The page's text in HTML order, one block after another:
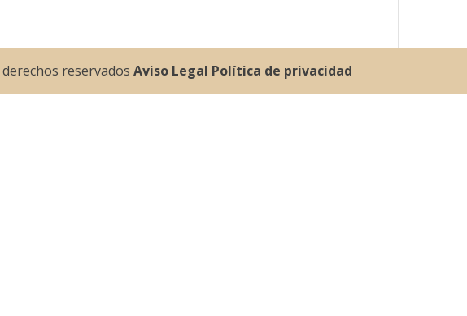
reservadosAviso Legal Política de privacidad